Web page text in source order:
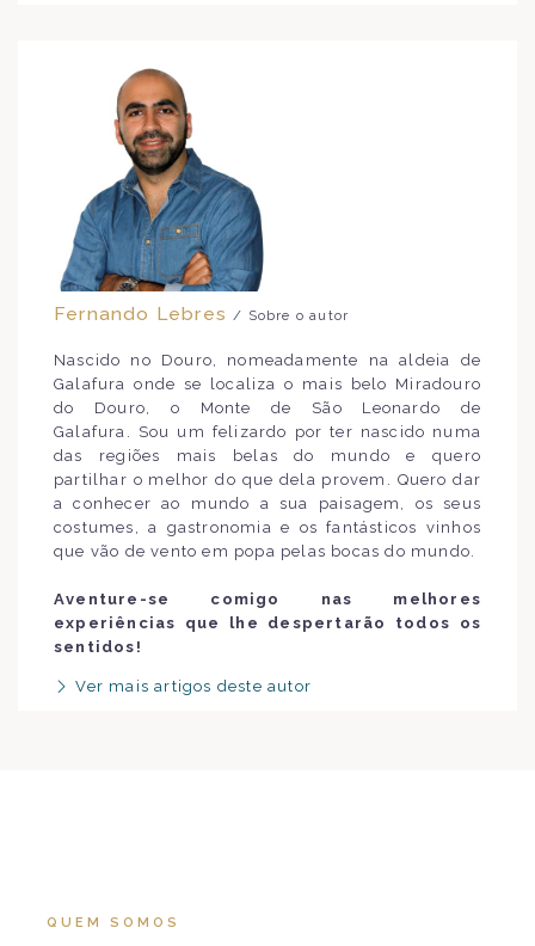
Fernando Lebres / Sobre o autor
Nascido no Douro, nomeadamente na aldeia de
Galafura onde se localiza o mais belo Miradouro
do Douro, o Monte de São Leonardo de
Galafura. Sou um felizardo por ter nascido numa
das regiões mais belas do mundo e quero
partilhar o melhor do que dela provem. Quero dar
a conhecer ao mundo a sua paisagem, os seus
costumes, a gastronomia e os fantásticos vinhos
que vão de vento em popa pelas bocas do mundo.
Aventure-se comigo nas melhores
experiências que lhe despertarão todos os
sentidos!
Ver mais artigos deste autor
QUEM SOMOS